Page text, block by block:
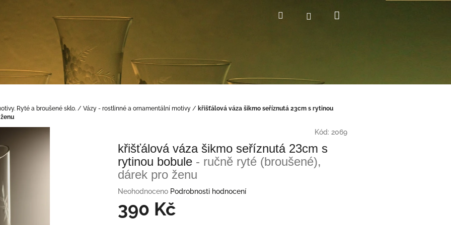
HledatPřihlášení
Ryté a broušené sklo. / Vázy - rostlinné a ornamentální motivy / křišťálová váza šikmo seříznutá 23cm s rytinou
Kód: 2069
křišťálová váza šikmo seříznutá 23cm s
rytinou bobule - ručně ryté (broušené),
dárek pro ženu
Průměrné
produktu
Neohodnoceno Podrobnosti hodnocení
390 Kč